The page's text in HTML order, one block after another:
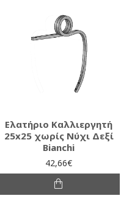
Ελατήριο Καλλιεργητή
25x25 χωρίς Νύχι Δεξί
Bianchi
42,66€